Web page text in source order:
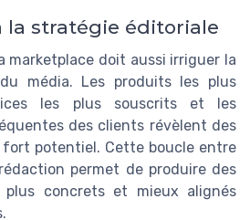
la stratégie éditoriale
marketplace doit aussi irriguer la
média. Les produits les plus
les plus souscrits et les
des clients révèlent des
potentiel. Cette boucle entre
permet de produire des
concrets et mieux alignés